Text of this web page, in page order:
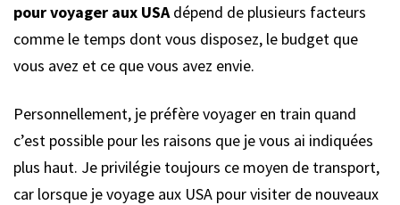
pour voyager aux USAdépend de plusieurs facteurs
comme le temps dont vous disposez, le budget que
vous avez et ce que vous avez envie.
Personnellement, je préfère voyager en train quand
c’est possible pour les raisons que je vous ai indiquées
plus haut. Je privilégie toujours ce moyen de transport,
car lorsque je voyage aux USA pour visiter de nouveaux